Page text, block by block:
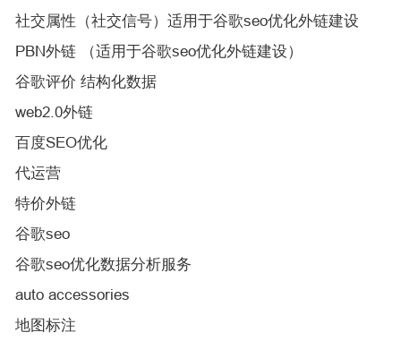
社交属性（社交信号）适用于谷歌seo优化外链建设
PBN外链 （适用于谷歌seo优化外链建设）
谷歌评价 结构化数据
web2.0外链
百度SEO优化
代运营
特价外链
谷歌seo
谷歌seo优化数据分析服务
auto accessories
地图标注